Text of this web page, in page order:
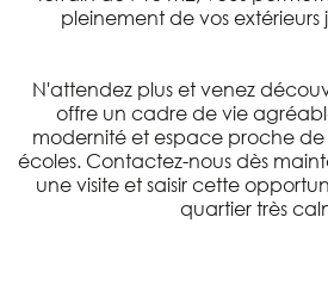
pleinement de vos extérieurs
N'attendez plus et venez
offre un cadre de vie
modernité et espace proche
écoles. Contactez-nous dès
une visite et saisir cette
quartier très